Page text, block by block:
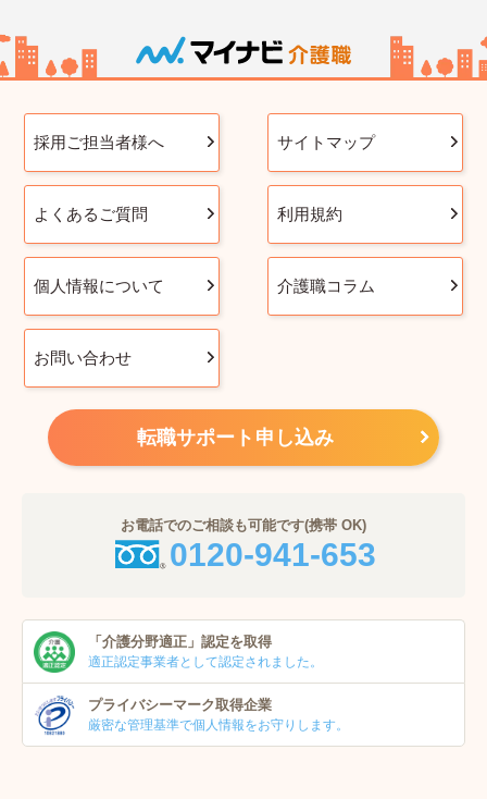
採用ご担当者様へ サイトマップ
よくあるご質問 利用規約
個人情報について 介護職コラム
お問い合わせ
転職サポート申し込み
お電話でのご相談も可能です(携帯 OK)
0120-941-653
「介護分野適正」 認定を取得
適正認定事業者として認定されました。
プライバシーマーク取得企業
厳密な管理基準で個人情報をお守りします。